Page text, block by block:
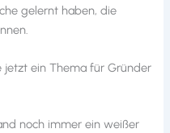
gelernt haben, die
jetzt ein Thema für Gründer
noch immer ein weißer